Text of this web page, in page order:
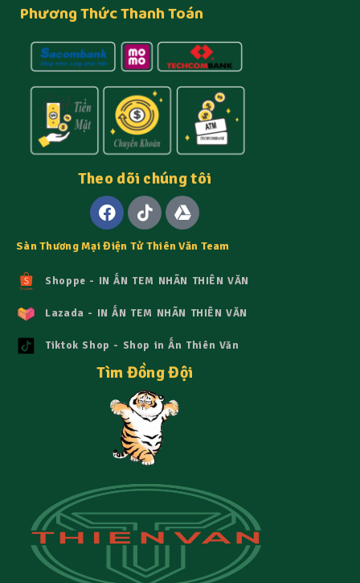
Phương Thức Thanh Toán
Theo dõi chúng tôi
Sàn Thương Mại Điện Tử Thiên Văn Team
Shoppe - IN ẤN TEM NHÃN THIÊN VĂN
Lazada - IN ẤN TEM NHÃN THIÊN VĂN
Tiktok Shop - Shop in Ấn Thiên Văn
Tìm Đồng Đội